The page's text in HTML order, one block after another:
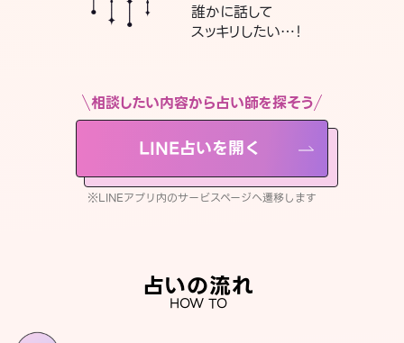
誰かに話して
スッキリしたい…！
相談したい内容から占い師を探そう
LINE占いを開く
※LINEアプリ内のサービスページへ遷移します
占いの流れ
HOW TO